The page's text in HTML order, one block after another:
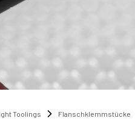
Toolings Flanschklemmstücke